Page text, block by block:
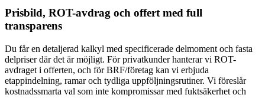
Prisbild, ROT-avdrag och offert med full
transparens
Du får en detaljerad kalkyl med specificerade delmoment och fasta
delpriser där det är möjligt. För privatkunder hanterar vi ROT-
avdraget i offerten, och för BRF/företag kan vi erbjuda
etappindelning, ramar och tydliga uppföljningsrutiner. Vi föreslår
kostnadssmarta val som inte kompromissar med fuktsäkerhet och